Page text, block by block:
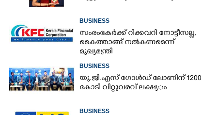
BUSINESS
സംരംഭകർക്ക് റിക്കവറി നോട്ടീസല്ല,
കൈത്താങ്ങ് നൽകണമെന്ന്
മുഖ്യമന്ത്രി
BUSINESS
യു.​ജി.​എ​സ് ​ഗോ​ൾ​ഡ് ​ലോണിന് 1200​ ​
കോ​ടി​ ​വി​റ്റു​വ​ര​വ് ​ല​ക്ഷ്യ​ം
BUSINESS